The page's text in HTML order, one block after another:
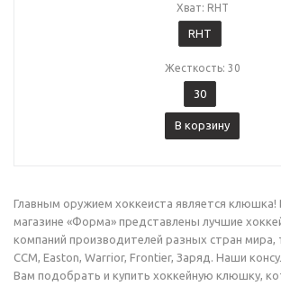
Хват: RHT
RHT
Жесткость: 30
30
В корзину
Главным оружием хоккеиста является клюшка!
магазине «Форма» представлены лучшие
компаний производителей разных стран мира,
CCM, Easton, Warrior, Frontier, Заряд. Наши
Вам подобрать и купить хоккейную клюшку,